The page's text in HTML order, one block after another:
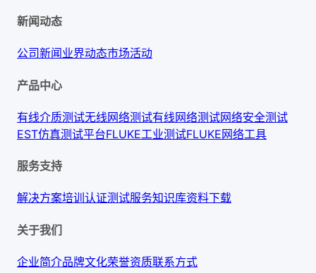
新闻动态
公司新闻业界动态市场活动
产品中心
有线介质测试无线网络测试有线网络测试网络安全测试
EST仿真测试平台FLUKE工业测试FLUKE网络工具
服务支持
解决方案培训认证测试服务知识库资料下载
关于我们
企业简介品牌文化荣誉资质联系方式